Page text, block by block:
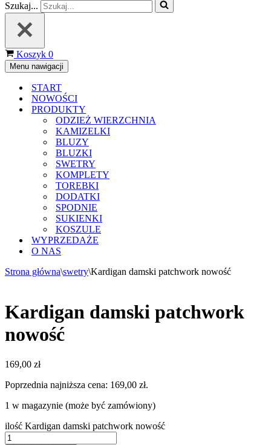
Szukaj...
Koszyk 0
Menu nawigacji
START
NOWOŚCI
PRODUKTY
ODZIEŻ WIERZCHNIA
KAMIZELKI
BLUZY
BLUZKI
SWETRY
KOMPLETY
TOREBKI
DODATKI
SPODNIE
SUKIENKI
KOSZULE
WYPRZEDAŻE
O NAS
Strona główna\swetry\Kardigan damski patchwork nowość
Kardigan damski patchwork
nowość
169,00 zł
Poprzednia najniższa cena: 169,00 zł.
1 w magazynie (może być zamówiony)
ilość Kardigan damski patchwork nowość